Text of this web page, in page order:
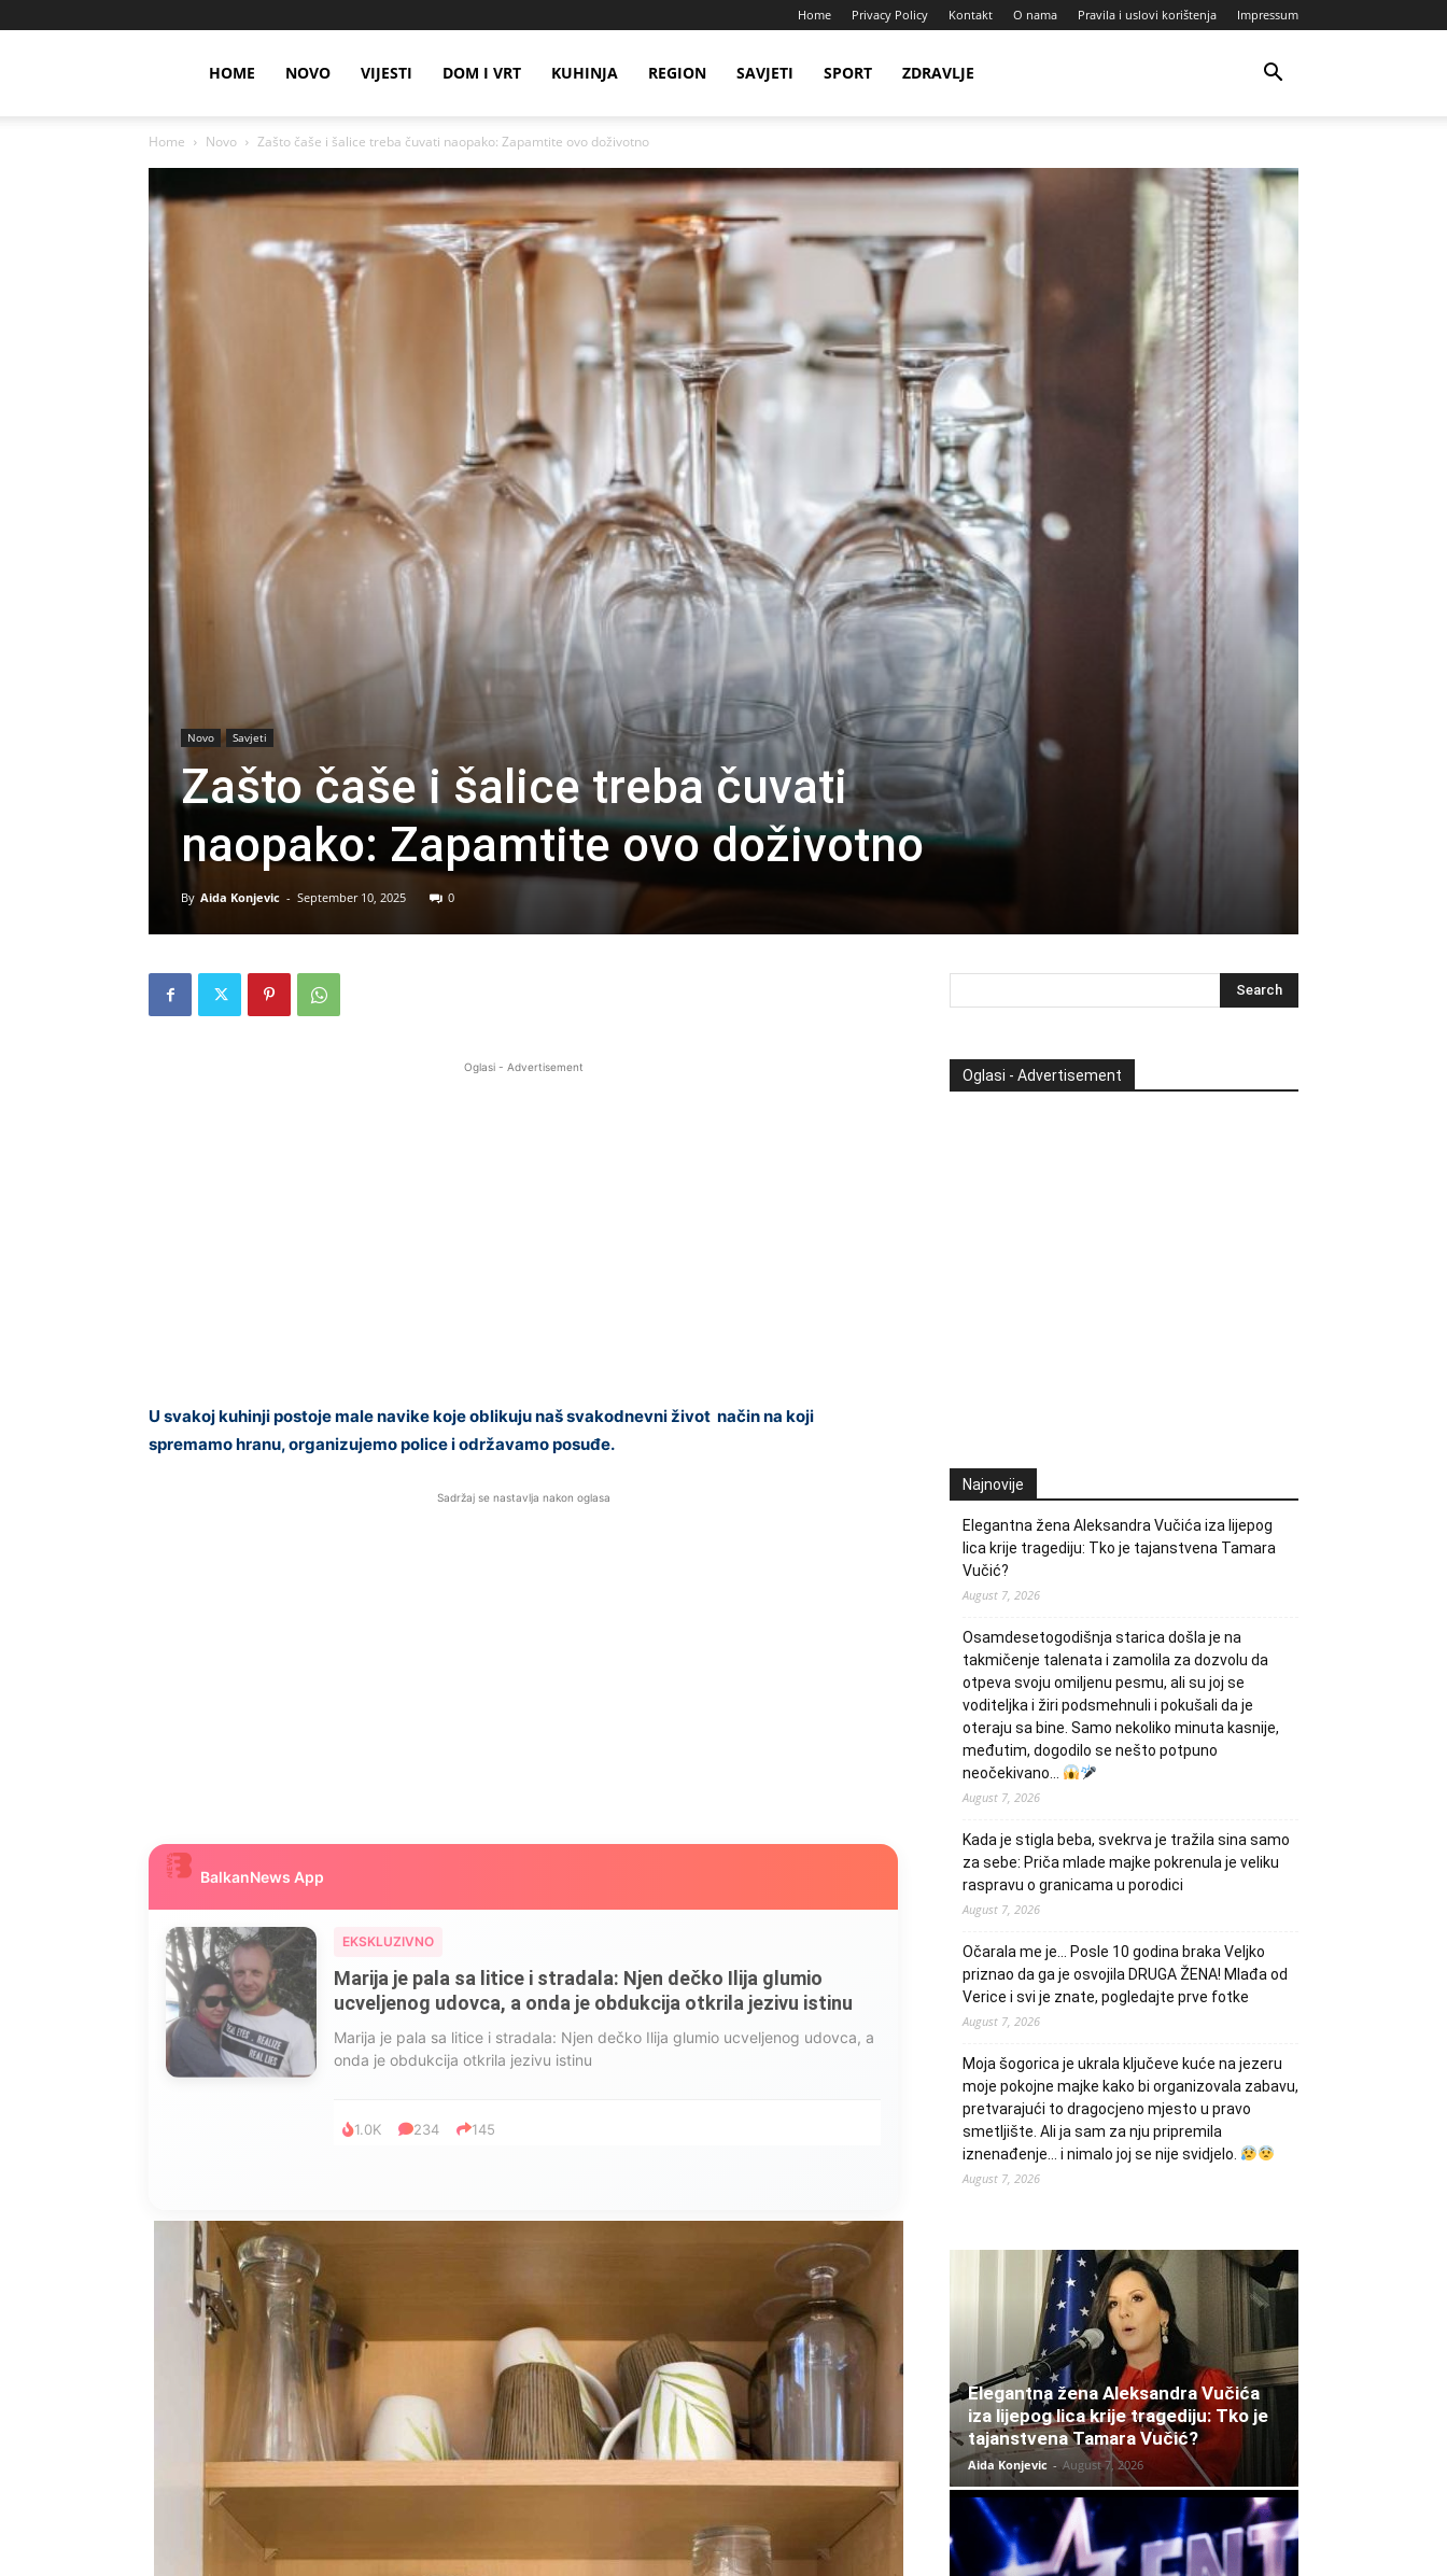
Home Privacy Policy Kontakt O nama Pravila i uslovi korištenja Impressum
HOME NOVO VIJESTI DOM I VRT KUHINJA REGION SAVJETI SPORT ZDRAVLJE
Home Novo Zašto čaše i šalice treba čuvati naopako: Zapamtite ovo doživotno
Novo Savjeti
Zašto čaše i šalice treba čuvati
naopako: Zapamtite ovo doživotno
By Aida Konjevic - September 10, 2025 0
Oglasi - Advertisement
U svakoj kuhinji postoje male navike koje oblikuju naš svakodnevni život način na koji
spremamo hranu, organizujemo police i održavamo posuđe.
Sadržaj se nastavlja nakon oglasa
BalkanNews App
EKSKLUZIVNO
Marija je pala sa litice i stradala: Njen dečko Ilija glumio
ucveljenog udovca, a onda je obdukcija otkrila jezivu istinu
Marija je pala sa litice i stradala: Njen dečko Ilija glumio ucveljenog udovca, a
onda je obdukcija otkrila jezivu istinu
1.0K 234 145
Oglasi - Advertisement
Najnovije
Elegantna žena Aleksandra Vučića iza lijepog
lica krije tragediju: Tko je tajanstvena Tamara
Vučić?
August 7, 2026
Osamdesetogodišnja starica došla je na
takmičenje talenata i zamolila za dozvolu da
otpeva svoju omiljenu pesmu, ali su joj se
voditeljka i žiri podsmehnuli i pokušali da je
oteraju sa bine. Samo nekoliko minuta kasnije,
međutim, dogodilo se nešto potpuno
neočekivano…
August 7, 2026
Kada je stigla beba, svekrva je tražila sina samo
za sebe: Priča mlade majke pokrenula je veliku
raspravu o granicama u porodici
August 7, 2026
Očarala me je… Posle 10 godina braka Veljko
priznao da ga je osvojila DRUGA ŽENA! Mlađa od
Verice i svi je znate, pogledajte prve fotke
August 7, 2026
Moja šogorica je ukrala ključeve kuće na jezeru
moje pokojne majke kako bi organizovala zabavu,
pretvarajući to dragocjeno mjesto u pravo
smetljište. Ali ja sam za nju pripremila
iznenađenje… i nimalo joj se nije svidjelo.
August 7, 2026
Elegantna žena Aleksandra Vučića
iza lijepog lica krije tragediju: Tko je
tajanstvena Tamara Vučić?
Aida Konjevic - August 7, 2026